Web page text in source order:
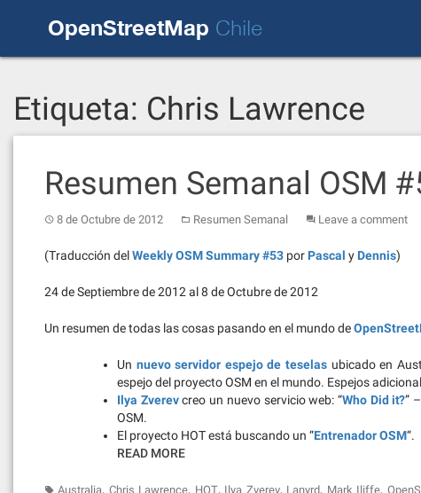
OpenStreetMap Chile
Etiqueta: Chris Lawrence
Resumen Semanal OSM
8 de Octubre de 2012 Resumen Semanal Leave a comment
(Traducción delWeekly OSM Summary #53 por Pascal y Dennis)
24 de Septiembre de 2012 al 8 de Octubre de 2012
Un resumen de todas las cosas pasando en el mundo de
Un nuevo servidor espejo de teselasubicado en
espejo del proyecto OSM en el mundo. Espejos
Ilya Zverevcreo un nuevo servicio web: “Who Did it?”
OSM.
El proyecto HOT está buscando un “Entrenador OSM“.
READ MORE
Australia, Chris Lawrence, HOT, Ilya Zverev, Lanyrd, Mark Iliffe,